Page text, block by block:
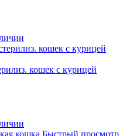
кошек с курицей
Быстрый просмотр